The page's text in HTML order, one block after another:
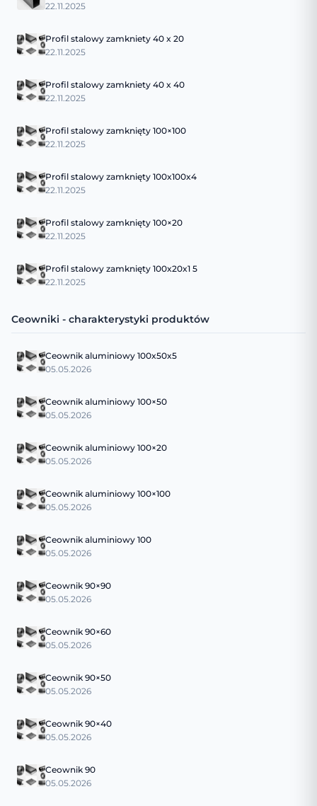
22.11.2025
Profil stalowy zamkniety 40 x 20
22.11.2025
Profil stalowy zamkniety 40 x 40
22.11.2025
Profil stalowy zamknięty 100×100
22.11.2025
Profil stalowy zamknięty 100x100x4
22.11.2025
Profil stalowy zamknięty 100×20
22.11.2025
Profil stalowy zamknięty 100x20x1 5
22.11.2025
Ceowniki - charakterystyki produktów
Ceownik aluminiowy 100x50x5
05.05.2026
Ceownik aluminiowy 100×50
05.05.2026
Ceownik aluminiowy 100×20
05.05.2026
Ceownik aluminiowy 100×100
05.05.2026
Ceownik aluminiowy 100
05.05.2026
Ceownik 90×90
05.05.2026
Ceownik 90×60
05.05.2026
Ceownik 90×50
05.05.2026
Ceownik 90×40
05.05.2026
Ceownik 90
05.05.2026